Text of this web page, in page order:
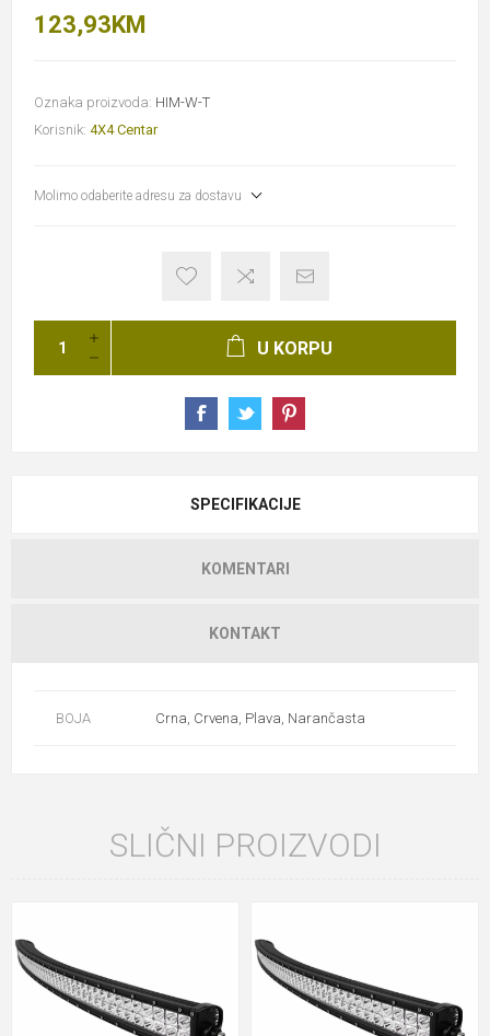
123,93KM
Oznaka proizvoda: HIM-W-T
Korisnik: 4X4 Centar
Molimo odaberite adresu za dostavu
U KORPU
SPECIFIKACIJE
KOMENTARI
KONTAKT
BOJA Crna, Crvena, Plava, Narančasta
SLIČNI PROIZVODI